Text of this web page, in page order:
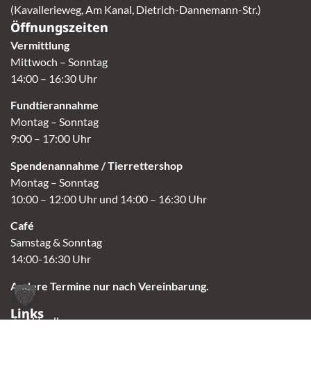
(Kavallerieweg, Am Kanal, Dietrich-Dannemann-Str.)
Öffnungszeiten
Vermittlung
Mittwoch – Sonntag
14:00 – 16:30 Uhr
Fundtierannahme
Montag – Sonntag
9:00 – 17:00 Uhr
Spendenannahme / Tierrettershop
Montag – Sonntag
10:00 – 12:00 Uhr und 14:00 – 16:30 Uhr
Café
Samstag & Sonntag
14:00-16:30 Uhr
Andere Termine nur nach Vereinbarung.
Links
Aktuelles